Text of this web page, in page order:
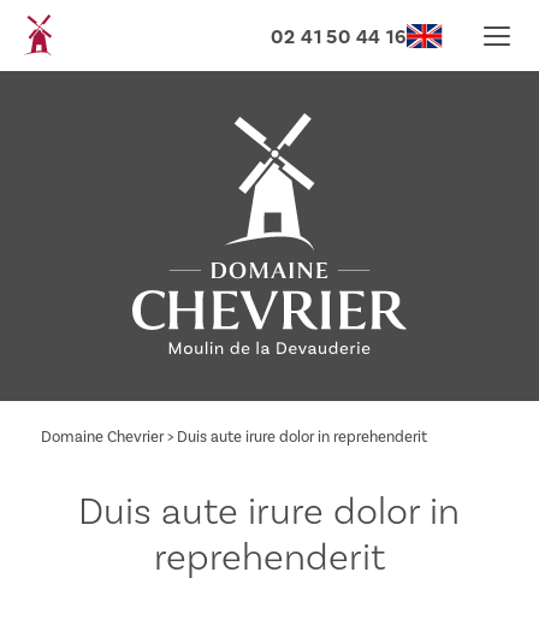
02 41 50 44 16
Domaine Chevrier> Duis aute irure dolor in reprehenderit
Duis aute irure dolor in
reprehenderit